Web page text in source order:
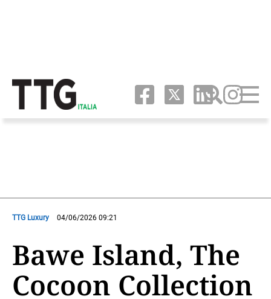
TTG Luxury 04/06/2026 09:21
Bawe Island, The
Cocoon Collection